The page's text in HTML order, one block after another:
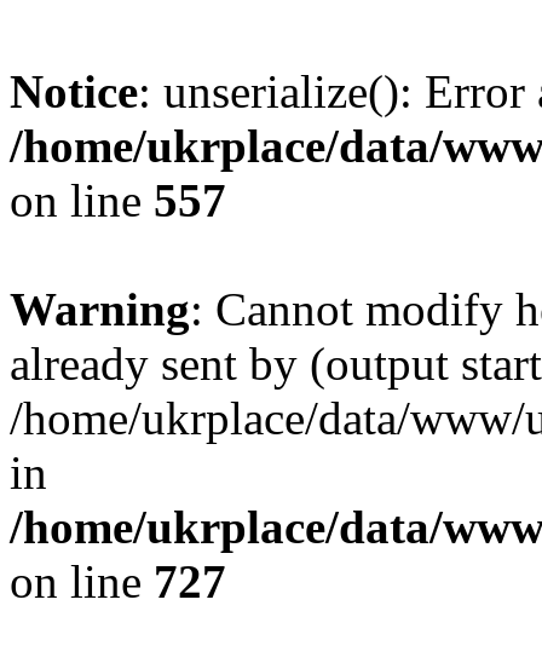
Notice: unserialize():
/home/ukrplace/data/
on line 557
Warning: Cannot modify
already sent by (output
/home/ukrplace/data/
in
/home/ukrplace/data/
on line 727